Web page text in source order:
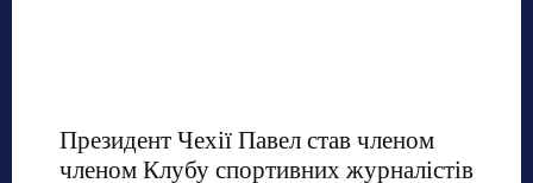
Президент Чехії Павел став членом
членом Клубу спортивних журналістів